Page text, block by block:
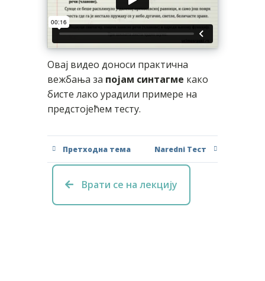
Овај видео доноси практична
вежбања за појам синтагме како
бисте лако урадили примере на
предстојећем тесту.
Претходна тема Naredni Тест
Врати се на лекцију